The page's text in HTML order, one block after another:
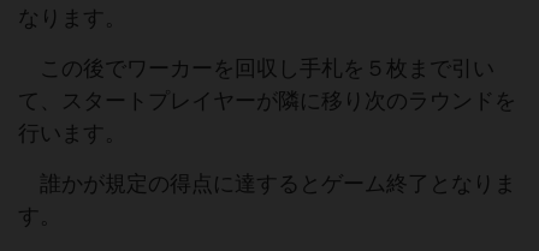
なります。
この後でワーカーを回収し手札を５枚まで引い
て、スタートプレイヤーが隣に移り次のラウンドを
行います。
誰かが規定の得点に達するとゲーム終了となりま
す。